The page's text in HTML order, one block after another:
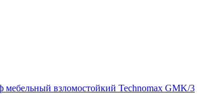
мебельный взломостойкий Technomax GMK/3